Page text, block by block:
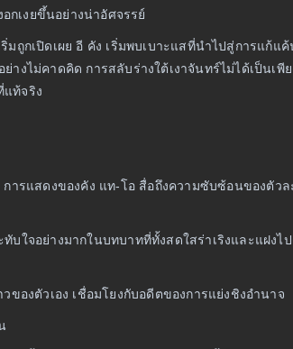
เงยขึ้นอย่างน่าอัศจรรย์
ถูกเปิดเผย อี คัง เริ่มพบเบาะแสที่นำไปสู่การแก้แ
งไม่คาดคิด การสลับร่างใต้เงาจันทร์ไม่ได้เป็นเพี
ท้จริง
รแสดงของคัง แท-โอ สื่อถึงความซับซ้อนของตัวล
บใจอย่างมากในบทบาทที่ทั้งสดใสร่าเริงและแฝงไ
องตัวเอง เชื่อมโยงกับอดีตของการแย่งชิงอำนาจ